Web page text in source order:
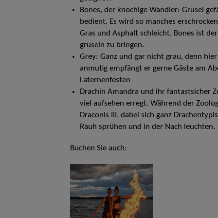
Bones, der knochige Wandler: Grusel
bedient. Es wird so manches
Gras und Asphalt schleicht. Bones ist
gruseln zu bringen.
Grey: Ganz und gar nicht grau, denn
anmutig empfängt er gerne Gäste am
Laternenfesten
Drachin Amandra und ihr fantastsicher
viel aufsehen erregt. Während der
Draconis III. dabei sich ganz
Rauh sprühen und in der Nach leuchten.
Buchen Sie auch: